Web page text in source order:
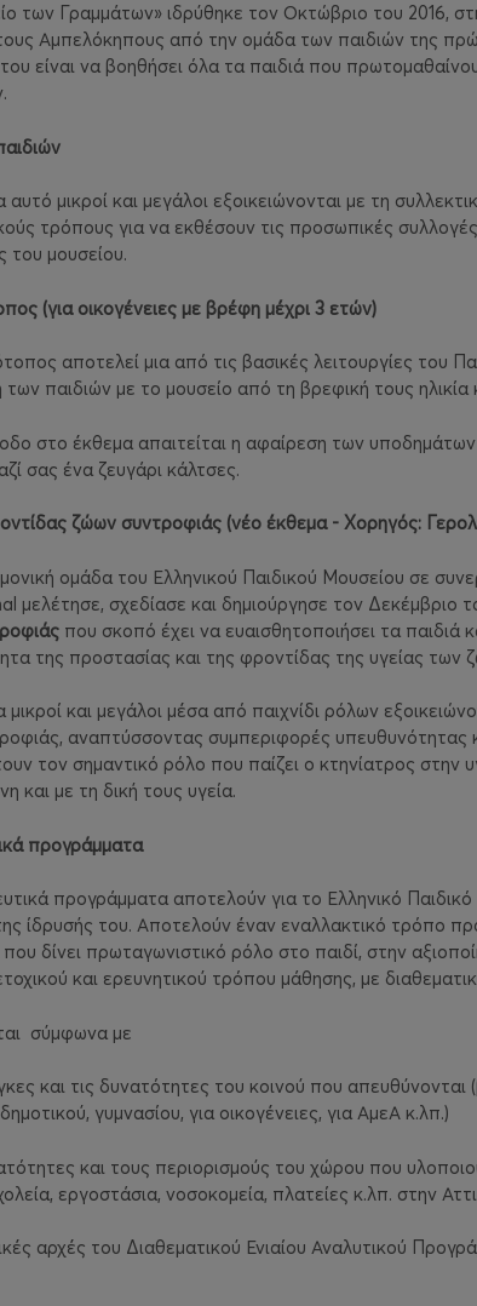
των Γραμμάτων» ιδρύθηκε τον Οκτώβριο του 2016,
Αμπελόκηπους από την ομάδα των παιδιών της
είναι να βοηθήσει όλα τα παιδιά που
μικροί και μεγάλοι εξοικειώνονται με τη
τρόπους για να εκθέσουν τις προσωπικές
του μουσείου.
(για οικογένειες με βρέφη μέχρι 3 ετών)
αποτελεί μια από τις βασικές λειτουργίες του
των παιδιών με το μουσείο από τη βρεφική τους
στο έκθεμα απαιτείται η αφαίρεση των
σας ένα ζευγάρι κάλτσες.
ζώων συντροφιάς (νέο έκθεμα - Χορηγός:
ομάδα του Ελληνικού Παιδικού Μουσείου σε
μελέτησε, σχεδίασε και δημιούργησε τον Δεκέμβριο
που σκοπό έχει να ευαισθητοποιήσει τα παιδιά
της προστασίας και της φροντίδας της υγείας των
μικροί και μεγάλοι μέσα από παιχνίδι ρόλων
αναπτύσσοντας συμπεριφορές υπευθυνότητας
τον σημαντικό ρόλο που παίζει ο κτηνίατρος στην
και με τη δική τους υγεία.
προγράμματα
προγράμματα αποτελούν για το Ελληνικό
ίδρυσής του. Αποτελούν έναν εναλλακτικό τρόπο
που δίνει πρωταγωνιστικό ρόλο στο παιδί, στην
και ερευνητικού τρόπου μάθησης, με
σύμφωνα με
και τις δυνατότητες του κοινού που
γυμνασίου, για οικογένειες, για ΑμεΑ κ.λπ.)
και τους περιορισμούς του χώρου που
εργοστάσια, νοσοκομεία, πλατείες κ.λπ. στην
αρχές του Διαθεματικού Ενιαίου Αναλυτικού